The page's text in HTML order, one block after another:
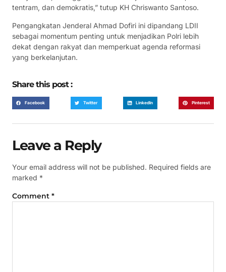
tentram, dan demokratis,” tutup KH Chriswanto Santoso.
Pengangkatan Jenderal Ahmad Dofiri ini dipandang LDII
sebagai momentum penting untuk menjadikan Polri lebih
dekat dengan rakyat dan memperkuat agenda reformasi
yang berkelanjutan.
Share this post :
Facebook Twitter LinkedIn Pinterest
Leave a Reply
Your email address will not be published. Required fields are
marked *
Comment *